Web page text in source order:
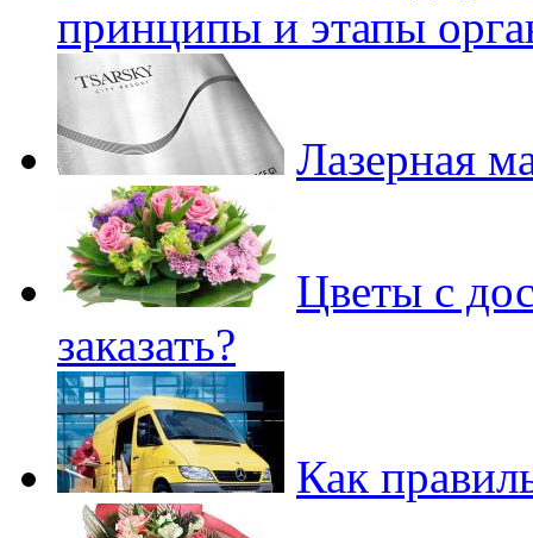
принципы и этапы
Лазерная
Цветы с
заказать?
Как